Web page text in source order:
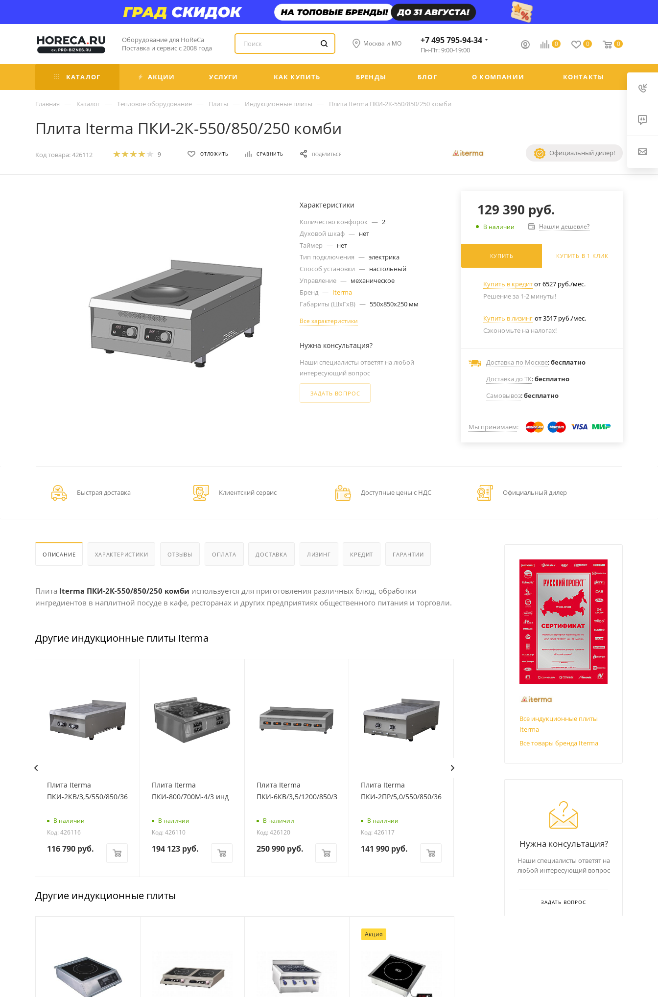
Оборудование для HoReCa
Поставка и сервис с 2008 года
Москва и МО 0 0 0
+7 495 795-94-34
Пн-Пт: 9:00-19:00
КАТАЛОГ АКЦИИ УСЛУГИ КАК КУПИТЬ БРЕНДЫ БЛОГ О КОМПАНИИ КОНТАКТЫ
Главная — Каталог — Тепловое оборудование — Плиты — Индукционные плиты — Плита Iterma ПКИ-2К-550/850/250 комби
Плита Iterma ПКИ-2К-550/850/250 комби
Код товара:426112 9 ОТЛОЖИТЬ СРАВНИТЬ ПОДЕЛИТЬСЯ Официальный дилер!
Характеристики
Количество конфорок — 2
Духовой шкаф — нет
Таймер — нет
Тип подключения — электрика
Способ установки — настольный
Управление — механическое
Бренд — Iterma
Габариты (ШxГxВ) — 550x850x250 мм
Все характеристики
Нужна консультация?
Наши специалисты ответят на любой
интересующий вопрос
ЗАДАТЬ ВОПРОС
129 390 руб.
В наличии Нашли дешевле?
КУПИТЬ КУПИТЬ В 1 КЛИК
Купить в кредитот 6527 руб./мес.
Решение за 1-2 минуты!
Купить в лизинг от 3517 руб./мес.
Сэкономьте на налогах!
Доставка по Москве:бесплатно
Доставка до ТК:бесплатно
Самовывоз:бесплатно
Мы принимаем:
Быстрая доставка Клиентский сервис Доступные цены с НДС Официальный дилер
ОПИСАНИЕ ХАРАКТЕРИСТИКИ ОТЗЫВЫ ОПЛАТА ДОСТАВКА ЛИЗИНГ КРЕДИТ ГАРАНТИИ
Плита Iterma ПКИ-2К-550/850/250 комби используется для приготовления различных блюд, обработки
ингредиентов в наплитной посуде в кафе, ресторанах и других предприятиях общественного питания и торговли.
Другие индукционные плиты Iterma
Плита Iterma
ПКИ-2КВ/3,5/550/850/360
В наличии
Код: 426116
116 790 руб.
Плита Iterma
ПКИ-800/700М-4/3 инд
В наличии
Код: 426110
194 123руб.
Плита Iterma
ПКИ-6КВ/3,5/1200/850/360
В наличии
Код: 426120
250 990руб.
Плита Iterma
ПКИ-2ПР/5,0/550/850/360
В наличии
Код: 426117
141 990 руб. 172 412руб.
Другие индукционные плиты
Акция
Все индукционные плиты
Iterma
Все товары бренда Iterma
Нужна консультация?
Наши специалисты ответят на
любой интересующий вопрос
ЗАДАТЬ ВОПРОС